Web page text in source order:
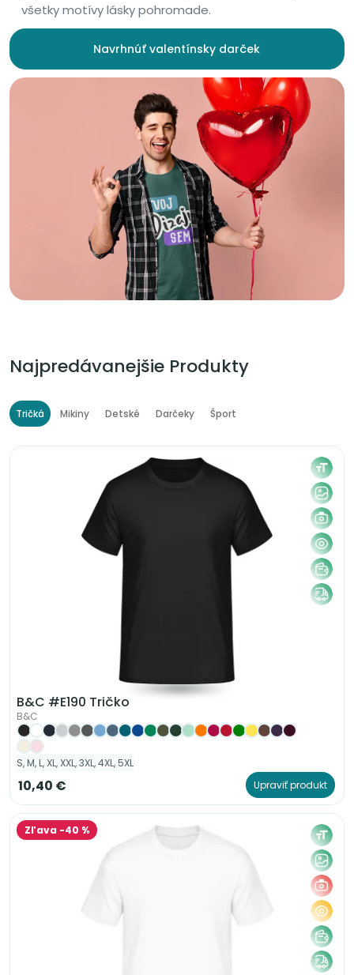
všetky motívy lásky pohromade.
Navrhnúť valentínsky darček
Najpredávanejšie Produkty
Tričká Mikiny Detské Darčeky Šport
B&C #E190 Tričko
B&C
S, M, L, XL, XXL, 3XL, 4XL, 5XL
10,40 € Upraviť produkt
Zľava -40 %